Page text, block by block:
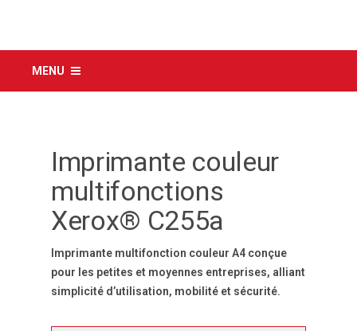
MENU
Imprimante couleur
multifonctions
Xerox® C255a
Imprimante multifonction couleur A4 conçue
pour les petites et moyennes entreprises, alliant
simplicité d’utilisation, mobilité et sécurité.